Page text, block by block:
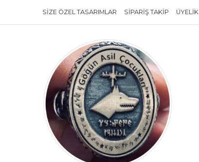
SIZE ÖZEL TASARIMLAR SIPARIŞ TAKIP ÜYELIK